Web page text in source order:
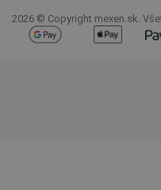
2026 © Copyright mexen.sk.